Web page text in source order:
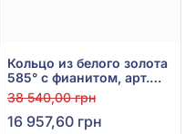
Кольцо из белого золота
585° с фианитом, арт.
380544В
38 540,00 грн
16 957,60 грн